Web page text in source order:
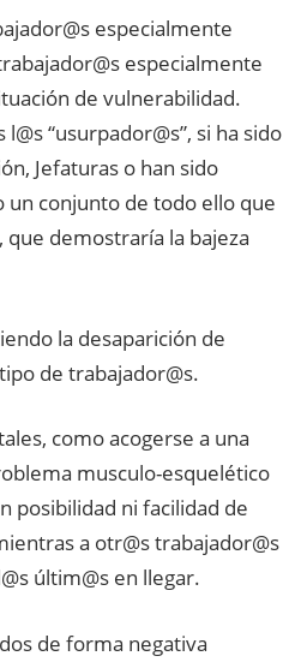
especialmente
especialmente
de vulnerabilidad.
“usurpador@s”, si ha sido
Jefaturas o han sido
un conjunto de todo ello que
demostraría la bajeza
la desaparición de
de trabajador@s.
como acogerse a una
musculo-esquelético
posibilidad ni facilidad de
a otr@s trabajador@s
últim@s en llegar.
de forma negativa